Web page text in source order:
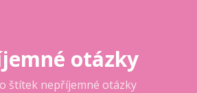
otázky
štítek nepříjemné otázky